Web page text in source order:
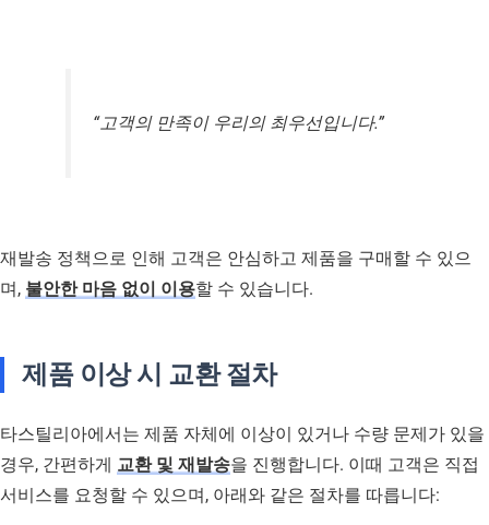
“고객의 만족이 우리의 최우선입니다.”
재발송 정책으로 인해 고객은 안심하고 제품을 구매할 수 있으
며, 불안한 마음 없이 이용할 수 있습니다.
제품 이상 시 교환 절차
타스틸리아에서는 제품 자체에 이상이 있거나 수량 문제가 있을
경우, 간편하게 교환 및 재발송을 진행합니다. 이때 고객은 직접
서비스를 요청할 수 있으며, 아래와 같은 절차를 따릅니다: